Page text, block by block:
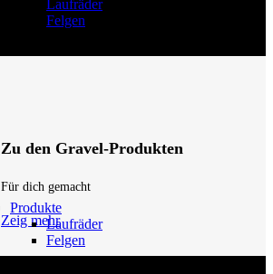
Laufräder
Felgen
Zu den Gravel-Produkten
Für dich gemacht
Zeig mehr
Produkte
Laufräder
Felgen